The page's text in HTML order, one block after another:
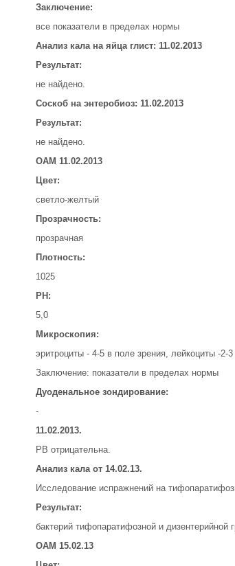
Заключение:
все показатели в пределах нормы
Анализ кала на яйца глист: 11.02.2013
Результат:
не найдено.
Соскоб на энтеробиоз: 11.02.2013
Результат:
не найдено.
ОАМ 11.02.2013
Цвет:
светло-желтый
Прозрачность:
прозрачная
Плотность:
1025
РН:
5,0
Микроскопия:
эритроциты - 4-5 в поле зрения, лейкоциты -2-
Заключение: показатели в пределах нормы
Дуоденальное зондирование:
-
11.02.2013.
РВ отрицательна.
Анализ кала от 14.02.13.
Исследование испражнений на
Результат:
бактерий тифопаратифозной и дизентерийной
ОАМ 15.02.13